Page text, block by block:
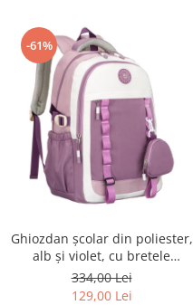
-61%
Ghiozdan școlar din poliester,
alb și violet, cu bretele
reglabile - Peterson PTR-PTN
8603-1303 PURPLE
334,00 Lei
129,00 Lei